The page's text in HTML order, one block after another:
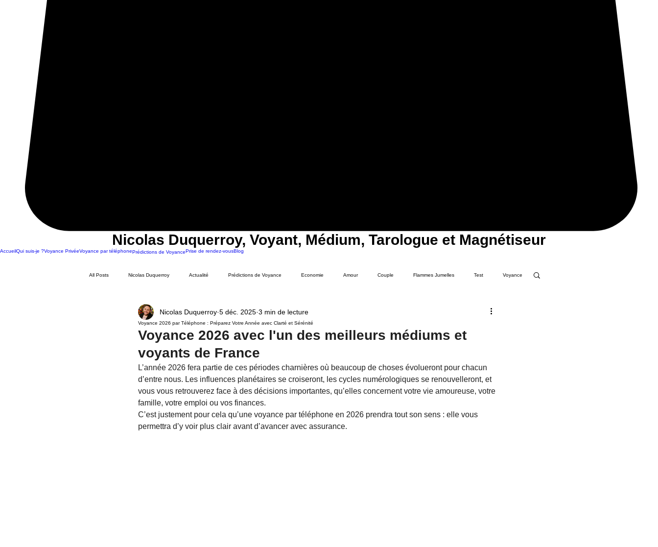
Nicolas Duquerroy, Voyant, Médium, Tarologue et Magnétiseur
AccueilQui suis-je ?Voyance PrivéeVoyance par téléphonePrédictions de VoyancePrise de rendez-vousBlog
All Posts Nicolas Duquerroy Actualité Prédictions de Voyance Economie Amour Couple Flammes Jumelles Test Voyance
Relation amoureuse Voyance Politique Voyance par téléphone Famille
rituel rituel de protection protection universelle
désenvoûtement envoûtement énergies négatives magie noire Horoscope
Voyance 2026 par Téléphone : Préparez Votre Année avec Clarté et Sérénité
Nicolas Duquerroy 5 déc. 2025 3 min de lecture
Voyance 2026 avec l'un des meilleurs médiums et
voyants de France
L’année 2026 fera partie de ces périodes charnières où beaucoup de choses évolueront pour chacun
d’entre nous. Les influences planétaires se croiseront, les cycles numérologiques se renouvelleront, et
vous vous retrouverez face à des décisions importantes, qu’elles concernent votre vie amoureuse, votre
famille, votre emploi ou vos finances.
C’est justement pour cela qu’une voyance par téléphone en 2026 prendra tout son sens : elle vous
permettra d’y voir plus clair avant d’avancer avec assurance.